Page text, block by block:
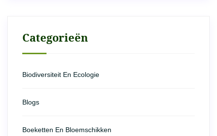
Categorieën
Biodiversiteit En Ecologie
Blogs
Boeketten En Bloemschikken